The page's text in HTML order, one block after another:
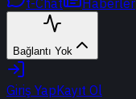
t-Chat Haberler
Bağlantı Yok
Giriş YapKayıt Ol